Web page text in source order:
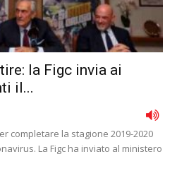
la Figc invia ai
il...
completare la stagione 2019-2020
La Figc ha inviato al ministero